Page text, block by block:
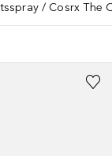
Cosrx The